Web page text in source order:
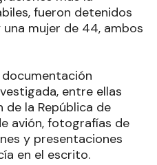
fueron detenidos
mujer de 44, ambos
entre ellas
la República de
avión, fotografías de
y presentaciones
en el escrito.